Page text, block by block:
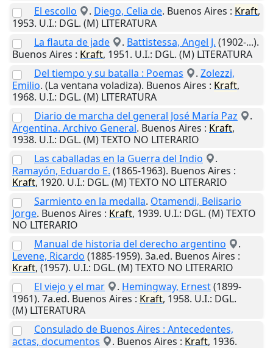
El escollo
. Diego, Celia de. Buenos Aires : Kraft,
1953. U.I.: DGL. (M) LITERATURA
La flauta de jade
. Battistessa, Angel J. (1902-...).
Buenos Aires : Kraft, 1951. U.I.: DGL. (M) LITERATURA
Del tiempo y su batalla : Poemas
. Zolezzi,
Emilio. (La ventana voladiza). Buenos Aires : Kraft,
1968. U.I.: DGL. (M) LITERATURA
Diario de marcha del general José María Paz
.
Argentina. Archivo General. Buenos Aires : Kraft,
1938. U.I.: DGL. (M) TEXTO NO LITERARIO
Las caballadas en la Guerra del Indio
.
Ramayón, Eduardo E. (1865-1963). Buenos Aires :
Kraft, 1920. U.I.: DGL. (M) TEXTO NO LITERARIO
Sarmiento en la medalla. Otamendi, Belisario
Jorge. Buenos Aires : Kraft, 1939. U.I.: DGL. (M) TEXTO
NO LITERARIO
Manual de historia del derecho argentino
.
Levene, Ricardo (1885-1959). 3a.ed. Buenos Aires :
Kraft, (1957). U.I.: DGL. (M) TEXTO NO LITERARIO
El viejo y el mar
. Hemingway, Ernest(1899-
1961). 7a.ed. Buenos Aires : Kraft, 1958. U.I.: DGL.
(M) LITERATURA
Consulado de Buenos Aires : Antecedentes,
actas, documentos
. Buenos Aires : Kraft, 1936.